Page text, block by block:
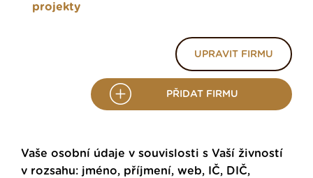
projekty
UPRAVIT FIRMU
PŘIDAT FIRMU
Vaše osobní údaje v souvislosti s Vaší živností
v rozsahu: jméno, příjmení, web, IČ, DIČ,